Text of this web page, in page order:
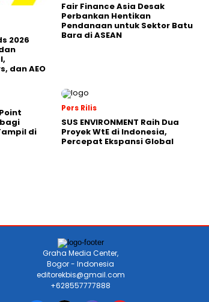
2026
dan AEO
Fair Finance Asia Desak
Perbankan Hentikan
Pendanaan untuk Sektor Batu
Bara di ASEAN
di
Pers Rilis
SUS ENVIRONMENT Raih Dua
Proyek WtE di Indonesia,
Percepat Ekspansi Global
Graha Media Center,
Bogor - Indonesia
editorekbis@gmail.com
+628557777888